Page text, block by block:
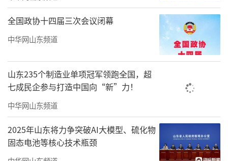
山水取法范宽、黄公望、沈周、石涛等历代宗
师，汲取雄峻、萧散之意趣，以焦墨为骨，淡
墨为韵，赋色为华，笔墨皴擦点染交错间，气
象苍茫，浑朴典雅。笔下丘壑，既有太行之雄
浑，亦具江南之灵秀，于虚实开合之中，写天
地之生机，抒胸中之逸气。其书法朴拙厚重，
线条如古藤，与画作互为表里，书意入画，画
境融书，尽得文人书画之精髓。北海公园，皇
家御苑，亦是近现代艺坛雅集之胜地。昔年李
全国政协十四届三次会议闭幕
中华网山东频道
山东235个制造业单项冠军领跑全国，超
七成民企参与打造中国向“新”力！
中华网山东频道
2025年山东将力争突破AI大模型、硫化物
固态电池等核心技术瓶颈